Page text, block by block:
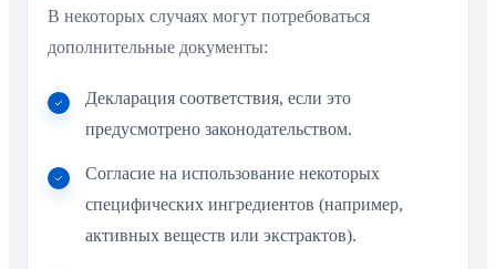
В некоторых случаях могут потребоваться
дополнительные документы:
Декларация соответствия, если это
предусмотрено законодательством.
Согласие на использование некоторых
специфических ингредиентов (например,
активных веществ или экстрактов).